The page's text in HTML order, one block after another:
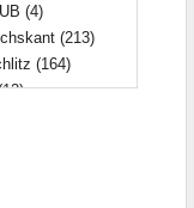
(4)
(213)
(164)